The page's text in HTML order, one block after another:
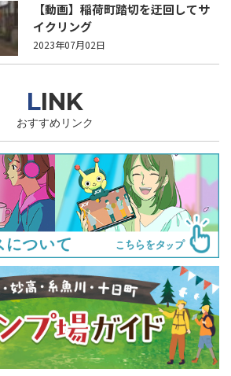
【動画】稲荷町踏切を迂回してサ
イクリング
2023年07月02日
LINK
おすすめリンク